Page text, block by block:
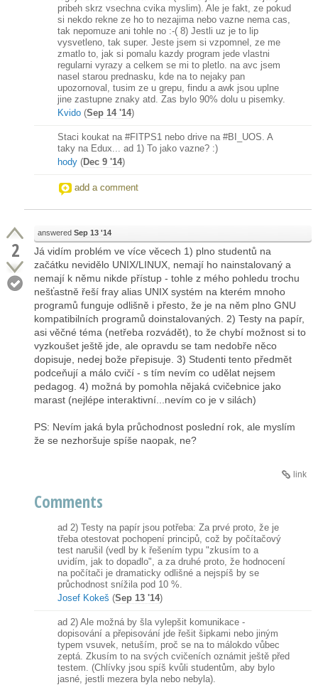
pribeh skrz vsechna cvika myslim). Ale je fakt, ze pokud
si nekdo rekne ze ho to nezajima nebo vazne nema cas,
tak nepomuze ani tohle no :-( 8) Jestli uz je to lip
vysvetleno, tak super. Jeste jsem si vzpomnel, ze me
zmatlo to, jak si pomalu kazdy program jede vlastni
regularni vyrazy a celkem se mi to pletlo. na avc jsem
nasel starou prednasku, kde na to nejaky pan
upozornoval, tusim ze u grepu, findu a awk jsou uplne
jine zastupne znaky atd. Zas bylo 90% dolu u pisemky.
Kvido (Sep 14 '14)
Staci koukat na #FITPS1 nebo drive na #BI_UOS. A
taky na Edux... ad 1) To jako vazne? :)
hody (Dec 9 '14)
add a comment
2
answered Sep 13 '14
Já vidím problém ve více věcech 1) plno studentů na
začátku nevidělo UNIX/LINUX, nemají ho nainstalovaný a
nemají k němu nikde přístup - tohle z mého pohledu trochu
nešťastně řeší fray alias UNIX systém na kterém mnoho
programů funguje odlišně i přesto, že je na něm plno GNU
kompatibilních programů doinstalovaných. 2) Testy na papír,
asi věčné téma (netřeba rozvádět), to že chybí možnost si to
vyzkoušet ještě jde, ale opravdu se tam nedobře něco
dopisuje, nedej bože přepisuje. 3) Studenti tento předmět
podceňují a málo cvičí - s tím nevím co udělat nejsem
pedagog. 4) možná by pomohla nějaká cvičebnice jako
marast (nejlépe interaktivní...nevím co je v silách)
PS: Nevím jaká byla průchodnost poslední rok, ale myslím
že se nezhoršuje spíše naopak, ne?
link
Comments
ad 2) Testy na papír jsou potřeba: Za prvé proto, že je
třeba otestovat pochopení principů, což by počítačový
test narušil (vedl by k řešením typu "zkusím to a
uvidím, jak to dopadlo", a za druhé proto, že hodnocení
na počítači je dramaticky odlišné a nejspíš by se
průchodnost snížila pod 10 %.
Josef Kokeš (Sep 13 '14)
ad 2) Ale možná by šla vylepšit komunikace -
dopisování a přepisování jde řešit šipkami nebo jiným
typem vsuvek, netuším, proč se na to málokdo vůbec
zeptá. Zkusím to na svých cvičeních oznámit ještě před
testem. (Chlívky jsou spíš kvůli studentům, aby bylo
jasné, jestli mezera byla nebo nebyla).